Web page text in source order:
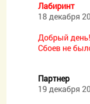
Лабиринт
18 декабря
Добрый день!
Сбоев не
Партнер
19 декабря